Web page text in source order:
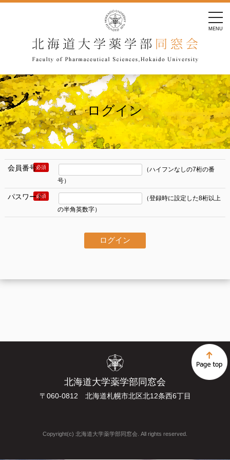
MENU
ログイン
必須
会員番号
（ハイフンなしの7桁の番
号）
必須
パスワード
（登録時に設定した8桁以上
の半角英数字）
ログイン
北海道大学薬学部同窓会
〒060-0812 北海道札幌市北区北12条西6丁目
Copyright(c) 北海道大学薬学部同窓会. All rights reserved.